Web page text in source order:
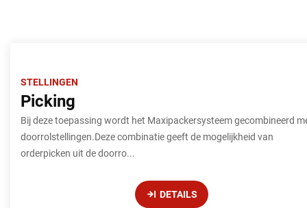
STELLINGEN
Picking
Bij deze toepassing wordt het Maxipackersysteem gecombineerd
doorrolstellingen.Deze combinatie geeft de mogelijkheid van
orderpicken uit de doorro...
DETAILS